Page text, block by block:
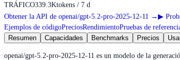
TRÁFICO339.3Ktokens / 7 d
Obtener la API de openai/gpt-5.2-pro-2025-12-11 → ▶
Ejemplos de códigoPreciosRendimientoPruebas de
Resumen
Capacidades Benchmarks Precios
openai/gpt-5.2-pro-2025-12-11 es un modelo de la